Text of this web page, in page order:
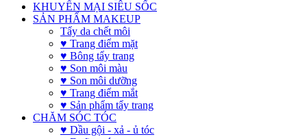
KHUYẾN MẠI SIÊU SỐC
SẢN PHẨM MAKEUP
Tẩy da chết môi
♥ Trang điểm mặt
♥ Bông tẩy trang
♥ Son môi màu
♥ Son môi dưỡng
♥ Trang điểm mắt
♥ Sản phẩm tẩy trang
CHĂM SÓC TÓC
♥ Dầu gội - xả - ủ tóc